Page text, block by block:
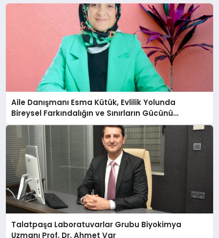
Aile Danışmanı Esma Kütük, Evlilik Yolunda
Bireysel Farkındalığın ve Sınırların Gücünü
Anlatıyor
Talatpaşa Laboratuvarlar Grubu Biyokimya
Uzmanı Prof. Dr. Ahmet Var